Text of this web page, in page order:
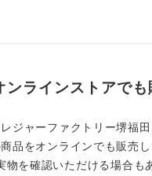
ンラインストアでも
レジャーファクトリー堺福田
品をオンラインでも販売し
物を確認いただける場合も